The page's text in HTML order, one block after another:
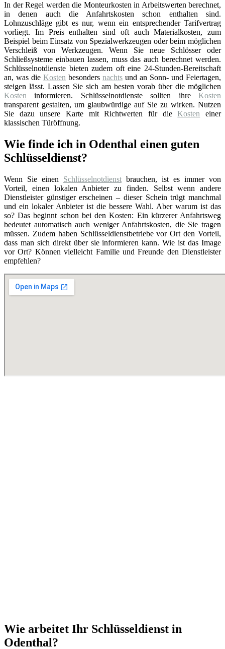
In der Regel werden die Monteurkosten in Arbeitswerten berechnet,
in denen auch die Anfahrtskosten schon enthalten sind.
Lohnzuschläge gibt es nur, wenn ein entsprechender Tarifvertrag
vorliegt. Im Preis enthalten sind oft auch Materialkosten, zum
Beispiel beim Einsatz von Spezialwerkzeugen oder beim möglichen
Verschleiß von Werkzeugen. Wenn Sie neue Schlösser oder
Schließsysteme einbauen lassen, muss das auch berechnet werden.
Schlüsselnotdienste bieten zudem oft eine 24-Stunden-Bereitschaft
an, was die Kosten besonders nachts und an Sonn- und Feiertagen,
steigen lässt. Lassen Sie sich am besten vorab über die möglichen
Kosten informieren. Schlüsselnotdienste sollten ihre Kosten
transparent gestalten, um glaubwürdige auf Sie zu wirken. Nutzen
Sie dazu unsere Karte mit Richtwerten für dieKosten einer
klassischen Türöffnung.
Wie finde ich in Odenthal einen guten
Schlüsseldienst?
Wenn Sie einen Schlüsselnotdienst brauchen, ist es immer von
Vorteil, einen lokalen Anbieter zu finden. Selbst wenn andere
Dienstleister günstiger erscheinen – dieser Schein trügt manchmal
und ein lokaler Anbieter ist die bessere Wahl. Aber warum ist das
so? Das beginnt schon bei den Kosten: Ein kürzerer Anfahrtsweg
bedeutet automatisch auch weniger Anfahrtskosten, die Sie tragen
müssen. Zudem haben Schlüsseldienstbetriebe vor Ort den Vorteil,
dass man sich direkt über sie informieren kann. Wie ist das Image
vor Ort? Können vielleicht Familie und Freunde den Dienstleister
empfehlen?
Wie arbeitet Ihr Schlüsseldienst in
Odenthal?